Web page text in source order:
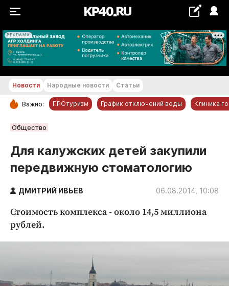
РЕКЛАМА
+19...+20 °С
РУБРИКИ
Новости компаний
Статьи
Народные новости
Благоустройство
Недвижимость и ЖКХ
Образование
Новости Народные новости Статьи
Важно: ПРОтуризм График отключений воды Клиника
Общество
Для калужских детей закупили
передвижную стоматологию
ДМИТРИЙ ИВЬЕВ 06.08.2014, 10:08
Стоимость комплекса - около 14,5 миллиона
рублей.